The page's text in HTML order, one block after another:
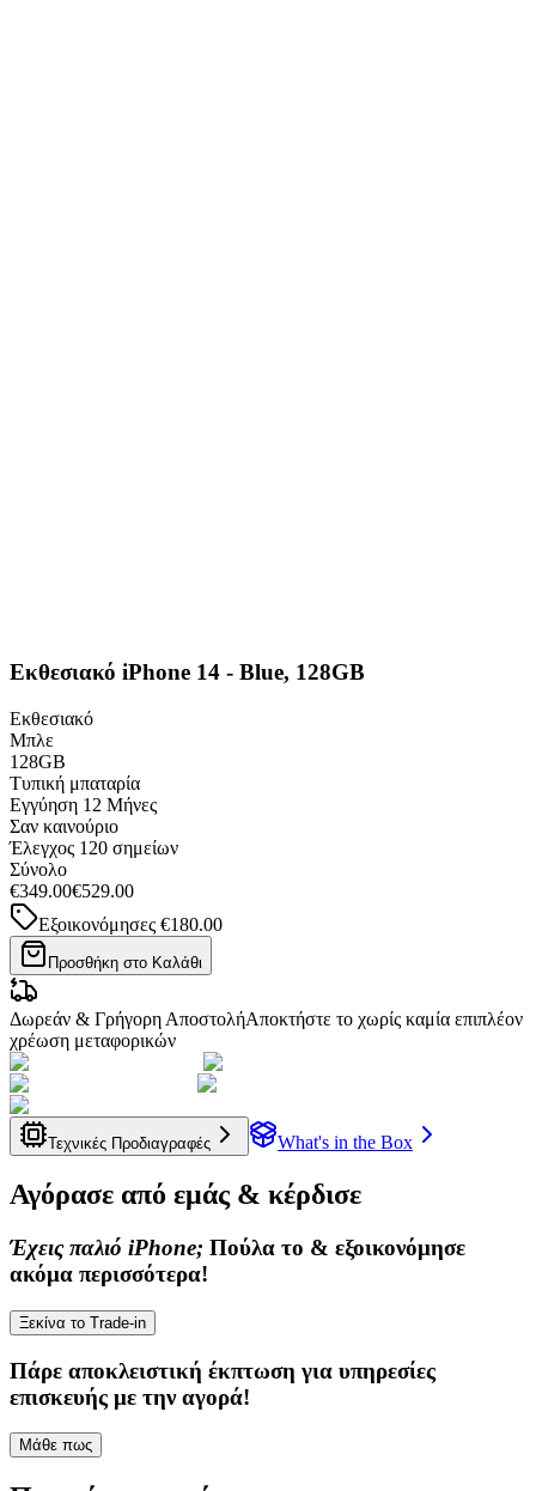
Εκθεσιακό iPhone 14 - Blue, 128GB
Εκθεσιακό
Μπλε
128GB
Τυπική μπαταρία
Εγγύηση 12 Μήνες
Σαν καινούριο
Έλεγχος 120 σημείων
Σύνολο
€349.00€529.00
Εξοικονόμησες €180.00
Προσθήκη στο Καλάθι
Δωρεάν & Γρήγορη ΑποστολήΑποκτήστε το χωρίς καμία επιπλέον
χρέωση μεταφορικών
Τεχνικές Προδιαγραφές What's in the Box
Αγόρασε από εμάς & κέρδισε
Έχεις παλιό iPhone; Πούλα το & εξοικονόμησε
ακόμα περισσότερα!
Ξεκίνα το Trade-in
Πάρε αποκλειστική έκπτωση για υπηρεσίες
επισκευής με την αγορά!
Μάθε πως